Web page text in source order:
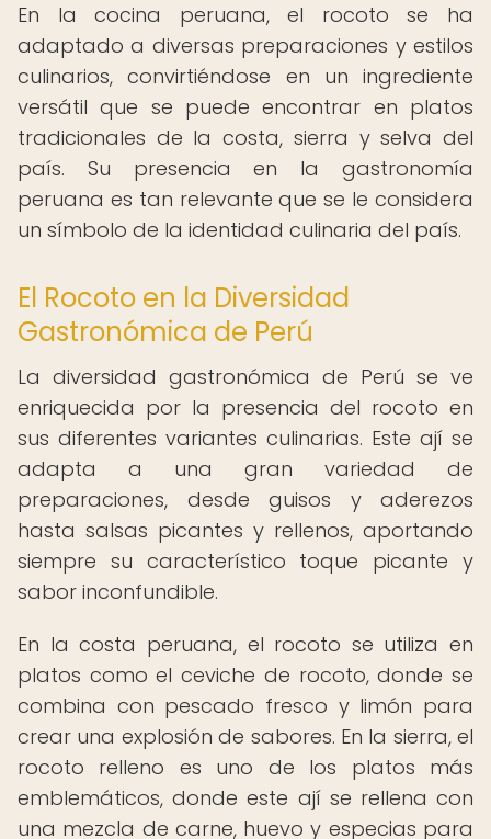
En la cocina peruana, el rocoto se ha
adaptado a diversas preparaciones y estilos
culinarios, convirtiéndose en un ingrediente
versátil que se puede encontrar en platos
tradicionales de la costa, sierra y selva del
país. Su presencia en la gastronomía
peruana es tan relevante que se le considera
un símbolo de la identidad culinaria del país.
El Rocoto en la Diversidad
Gastronómica de Perú
La diversidad gastronómica de Perú se ve
enriquecida por la presencia del rocoto en
sus diferentes variantes culinarias. Este ají se
adapta a una gran variedad de
preparaciones, desde guisos y aderezos
hasta salsas picantes y rellenos, aportando
siempre su característico toque picante y
sabor inconfundible.
En la costa peruana, el rocoto se utiliza en
platos como el ceviche de rocoto, donde se
combina con pescado fresco y limón para
crear una explosión de sabores. En la sierra, el
rocoto relleno es uno de los platos más
emblemáticos, donde este ají se rellena con
una mezcla de carne, huevo y especias para